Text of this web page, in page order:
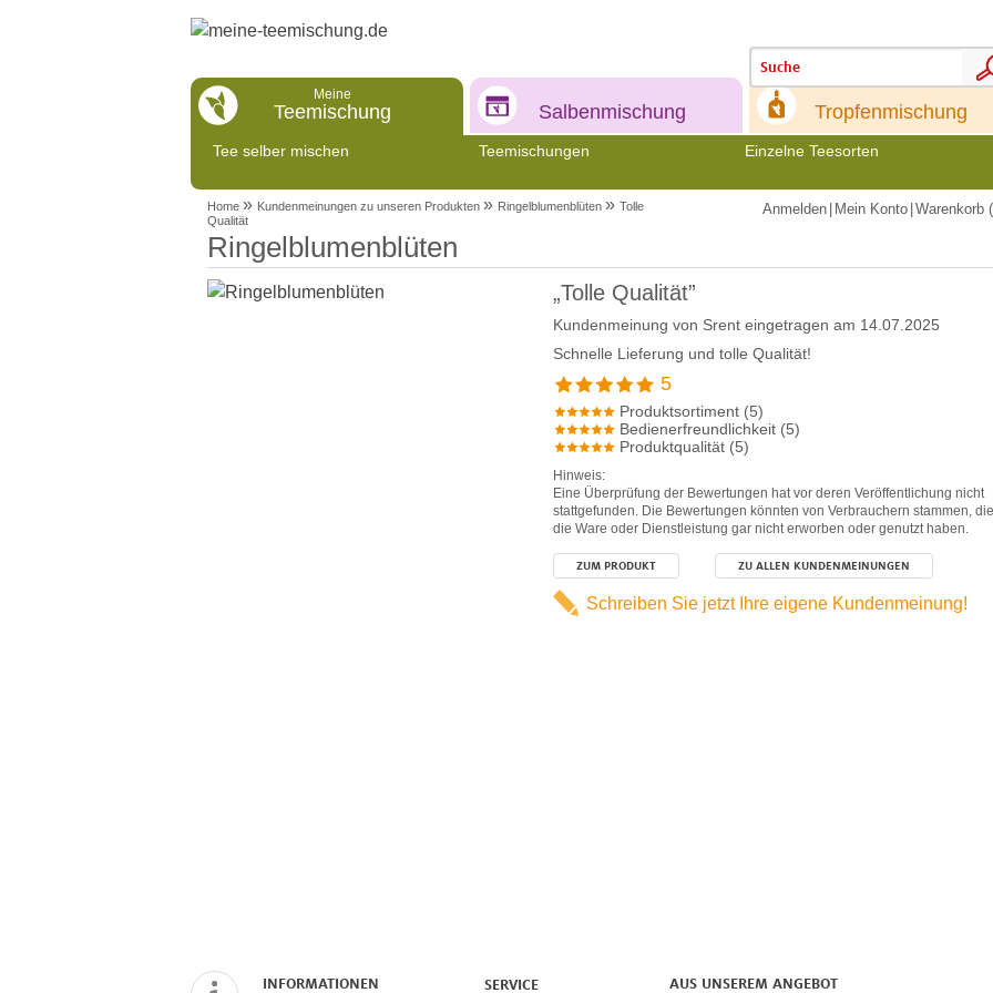
Meine
Teemischung
Tee selber mischen Teemischungen Einzelne Teesorten
Salbenmischung Tropfenmischung
Home » Kundenmeinungen zu unseren Produkten » Ringelblumenblüten » Tolle
Qualität
Warenkorb
Mein Konto
Anmelden
Ringelblumenblüten
„Tolle Qualität”
Kundenmeinung von Srent eingetragen am 14.07.2025
Schnelle Lieferung und tolle Qualität!
5
Produktsortiment (5)
Bedienerfreundlichkeit (5)
Produktqualität (5)
Hinweis:
Eine Überprüfung der Bewertungen hat vor deren Veröffentlichung nicht
stattgefunden. Die Bewertungen könnten von Verbrauchern stammen, die
die Ware oder Dienstleistung gar nicht erworben oder genutzt haben.
ZUM PRODUKT ZU ALLEN KUNDENMEINUNGEN
Schreiben Sie jetzt Ihre eigene Kundenmeinung!
INFORMATIONEN SERVICE AUS UNSEREM ANGEBOT